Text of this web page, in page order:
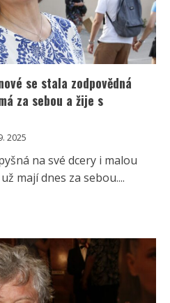
se stala zodpovědná
za sebou a žije s
2025
na své dcery i malou
mají dnes za sebou....